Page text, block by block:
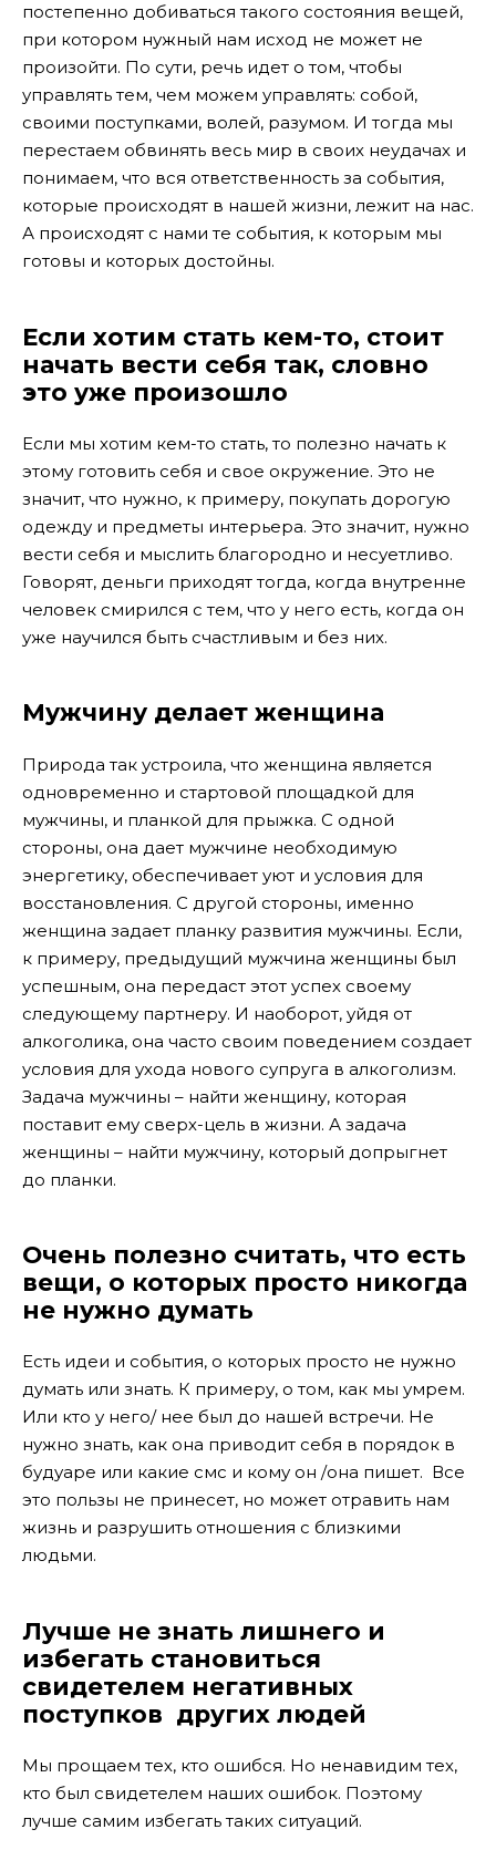
постепенно добиваться такого состояния вещей,
при котором нужный нам исход не может не
произойти. По сути, речь идет о том, чтобы
управлять тем, чем можем управлять: собой,
своими поступками, волей, разумом. И тогда мы
перестаем обвинять весь мир в своих неудачах и
понимаем, что вся ответственность за события,
которые происходят в нашей жизни, лежит на нас.
А происходят с нами те события, к которым мы
готовы и которых достойны.
Если хотим стать кем-то, стоит
начать вести себя так, словно
это уже произошло
Если мы хотим кем-то стать, то полезно начать к
этому готовить себя и свое окружение. Это не
значит, что нужно, к примеру, покупать дорогую
одежду и предметы интерьера. Это значит, нужно
вести себя и мыслить благородно и несуетливо.
Говорят, деньги приходят тогда, когда внутренне
человек смирился с тем, что у него есть, когда он
уже научился быть счастливым и без них.
Мужчину делает женщина
Природа так устроила, что женщина является
одновременно и стартовой площадкой для
мужчины, и планкой для прыжка. С одной
стороны, она дает мужчине необходимую
энергетику, обеспечивает уют и условия для
восстановления. С другой стороны, именно
женщина задает планку развития мужчины. Если,
к примеру, предыдущий мужчина женщины был
успешным, она передаст этот успех своему
следующему партнеру. И наоборот, уйдя от
алкоголика, она часто своим поведением создает
условия для ухода нового супруга в алкоголизм.
Задача мужчины – найти женщину, которая
поставит ему сверх-цель в жизни. А задача
женщины – найти мужчину, который допрыгнет
до планки.
Очень полезно считать, что есть
вещи, о которых просто никогда
не нужно думать
Есть идеи и события, о которых просто не нужно
думать или знать. К примеру, о том, как мы умрем.
Или кто у него/ нее был до нашей встречи. Не
нужно знать, как она приводит себя в порядок в
будуаре или какие смс и кому он /она пишет. Все
это пользы не принесет, но может отравить нам
жизнь и разрушить отношения с близкими
людьми.
Лучше не знать лишнего и
избегать становиться
свидетелем негативных
поступков других людей
Мы прощаем тех, кто ошибся. Но ненавидим тех,
кто был свидетелем наших ошибок. Поэтому
лучше самим избегать таких ситуаций.